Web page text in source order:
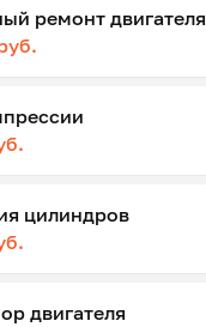
ремонт двигателя
цилиндров
двигателя